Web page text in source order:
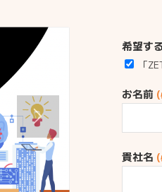
希望す
「
お名前
貴社名